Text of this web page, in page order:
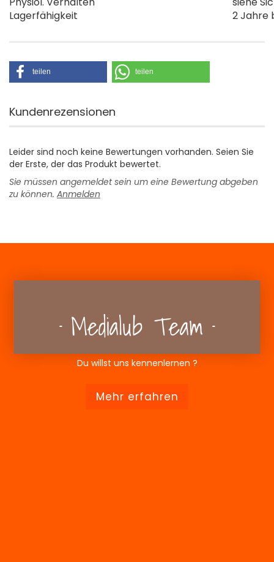
Lagerfähigkeit
2 Jahre
teilen teilen
Kundenrezensionen
Leider sind noch keine Bewertungen vorhanden. Seien Sie
der Erste, der das Produkt bewertet.
Sie müssen angemeldet sein um eine Bewertung abgeben
zu können. Anmelden
Medialub Team
Du willst uns kennenlernen ?
Mehr erfahren